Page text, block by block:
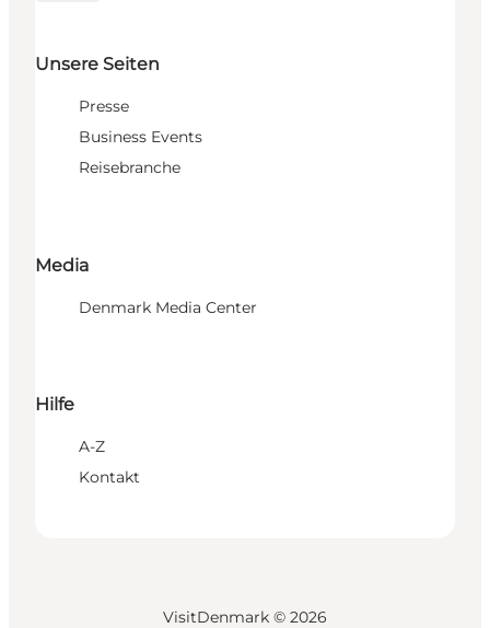
Unsere Seiten
Presse
Business Events
Reisebranche
Media
Denmark Media Center
Hilfe
A-Z
Kontakt
VisitDenmark © 2026